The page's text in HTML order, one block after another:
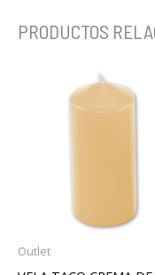
PRODUCTOS
Outlet